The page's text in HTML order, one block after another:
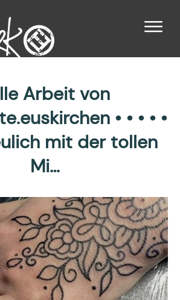
Arbeit von
• • • • •
mit der tollen
Mi…